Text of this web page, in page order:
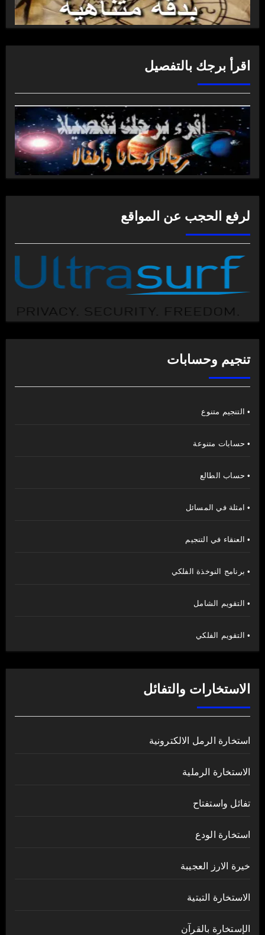
اقرأ برجك بالتفصيل
لرفع الحجب عن المواقع
تنجيم وحسابات
• التنجيم متنوع
• حسابات متنوعة
• حساب الطالع
• امثلة في المسائل
• العنقاء في التنجيم
• برنامج النوخذة الفلكي
• التقويم الشامل
• التقويم الفلكي
الاستخارات والتفائل
استخارة الرمل الالكترونية
الاستخارة الرملية
تفائل واستفتاح
استخارة الودع
خيرة الارز العجيبة
الاستخارة التبتية
الإستخارة بالقرآن